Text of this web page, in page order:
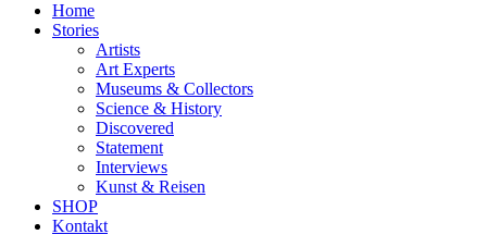
Home
Stories
Artists
Art Experts
Museums & Collectors
Science & History
Discovered
Statement
Interviews
Kunst & Reisen
SHOP
Kontakt